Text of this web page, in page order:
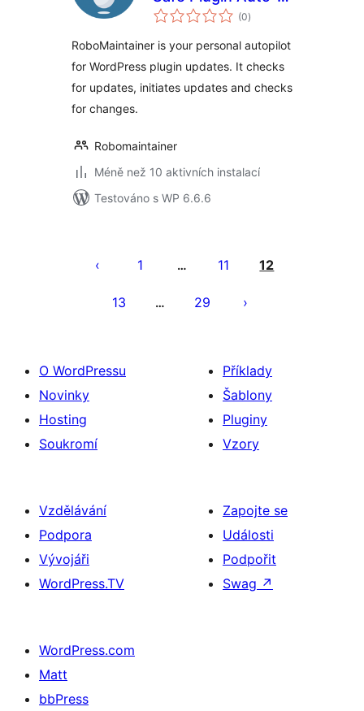
Updates
(0celkové
hodnocení
)
RoboMaintainer is your personal autopilot
for WordPress plugin updates. It checks
for updates, initiates updates and checks
for changes.
Robomaintainer
Méně než 10 aktivních instalací
Testováno s WP 6.6.6
příspěvků
1 … 11 12
13 … 29
O WordPressu
Novinky
Hosting
Soukromí
Příklady
Šablony
Pluginy
Vzory
Vzdělávání
Podpora
Vývojáři
WordPress.TV
Zapojte se
Události
Podpořit
Swag ↗
WordPress.com
Matt
bbPress